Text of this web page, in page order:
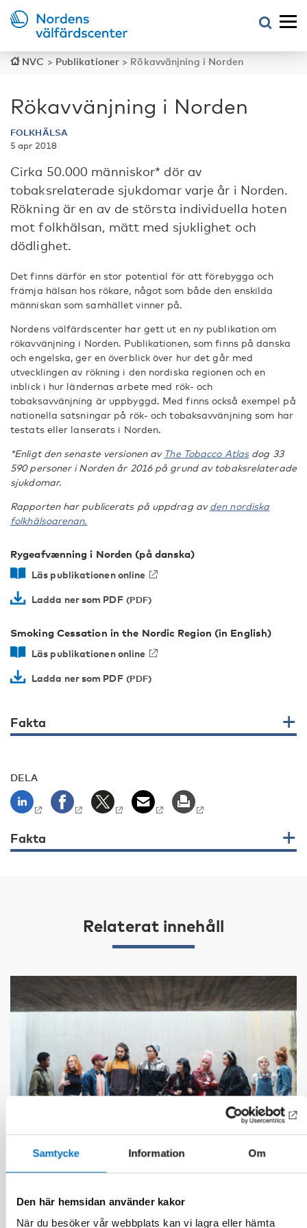
Samtycke Information Om
Den här hemsidan använder kakor
När du besöker vår webbplats kan vi lagra eller hämta
NVC > Publikationer > Rökavvänjning i Norden
Rökavvänjning i Norden
FOLKHÄLSA
5 apr 2018
Cirka 50.000 människor* dör av
tobaksrelaterade sjukdomar varje år i Norden.
Rökning är en av de största individuella hoten
mot folkhälsan, mätt med sjuklighet och
dödlighet.
Det finns därför en stor potential för att förebygga och
främja hälsan hos rökare, något som både den enskilda
människan som samhället vinner på.
Nordens välfärdscenter har gett ut en ny publikation om
rökavvänjning i Norden. Publikationen, som finns på danska
och engelska, ger en överblick över hur det går med
utvecklingen av rökning i den nordiska regionen och en
inblick i hur ländernas arbete med rök- och
tobaksavvänjning är uppbyggd. Med finns också exempel på
nationella satsningar på rök- och tobaksavvänjning som har
testats eller lanserats i Norden.
*Enligt den senaste versionen av The Tobacco Atlasdog 33
590 personer i Norden år 2016 på grund av tobaksrelaterade
sjukdomar.
Rapporten har publicerats på uppdrag avden nordiska
folkhälsoarenan.
Rygeafvænning i Norden (på danska)
Läs publikationen online
Ladda ner som PDF
Smoking Cessation in the Nordic Region (in English)
Läs publikationen online
Ladda ner som PDF
Fakta
DELA
Fakta
Relaterat innehåll
FOLKHÄLSA
8 sep 2025